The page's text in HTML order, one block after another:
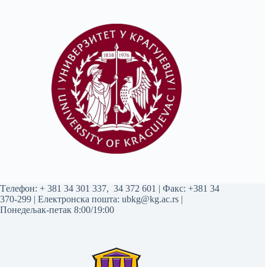
Tелефон: + 381 34 301 337, 34 372 601 | Факс: +381 34
370-299 | Електронска пошта: ubkg@kg.ac.rs |
Понедељак-петак 8:00/19:00